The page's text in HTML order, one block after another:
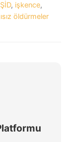
, işkence,
öldürmeler